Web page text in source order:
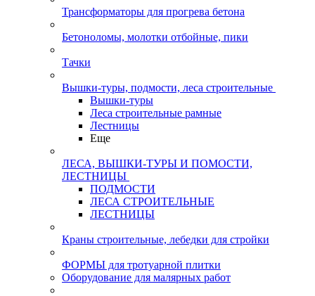
Трансформаторы для прогрева бетона
Бетоноломы, молотки отбойные, пики
Тачки
Вышки-туры, подмости, леса строительные
Вышки-туры
Леса строительные рамные
Лестницы
Еще
ЛЕСА, ВЫШКИ-ТУРЫ И ПОМОСТИ,
ЛЕСТНИЦЫ
ПОДМОСТИ
ЛЕСА СТРОИТЕЛЬНЫЕ
ЛЕСТНИЦЫ
Краны строительные, лебедки для стройки
ФОРМЫ для тротуарной плитки
Оборудование для малярных работ